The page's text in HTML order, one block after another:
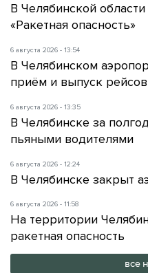
В Челябинской
«Ракетная опасность»
6 августа 2026 - 13:54
В Челябинском
приём и выпуск рейсов
6 августа 2026 - 13:35
В Челябинске за
пьяными водителями
6 августа 2026 - 12:24
В Челябинске закрыт
6 августа 2026 - 11:58
На территории
ракетная опасность
все